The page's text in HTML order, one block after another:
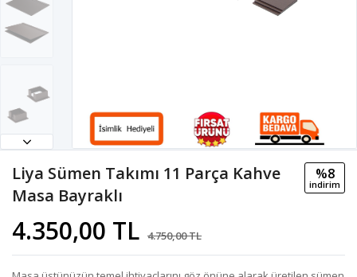
Liya Sümen Takımı 11 Parça Kahve
Masa Bayraklı
4.350,00 TL 4.750,00 TL
%8
i̇ndi̇ri̇m